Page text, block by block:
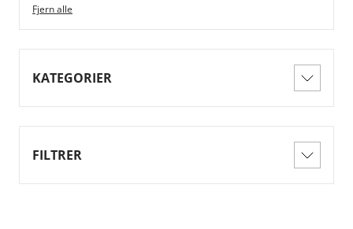
Fjern alle
KATEGORIER
FILTRER